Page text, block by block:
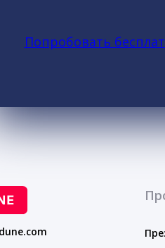
Попробовать